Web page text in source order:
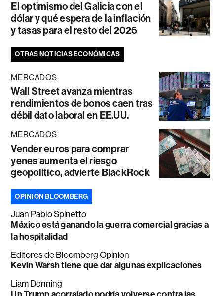
El optimismo del Galicia con el
dólar y qué espera de la inflación
y tasas para el resto del 2026
OTRAS NOTICIAS ECONÓMICAS
MERCADOS
Wall Street avanza mientras
rendimientos de bonos caen tras
débil dato laboral en EE.UU.
MERCADOS
Vender euros para comprar
yenes aumenta el riesgo
geopolítico, advierte BlackRock
OPINIÓN BLOOMBERG
Juan Pablo Spinetto
México está ganando la guerra comercial gracias a
la hospitalidad
Editores de Bloomberg Opinion
Kevin Warsh tiene que dar algunas explicaciones
Liam Denning